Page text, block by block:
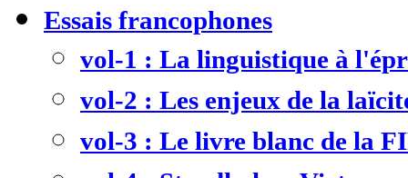
Essais francophones
vol-1 : La linguistique à
vol-2 : Les enjeux de la
vol-3 : Le livre blanc de la